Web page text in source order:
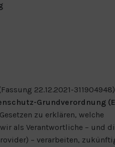
22.12.2021-
Grundverordnung
zu erklären, welche
als Verantwortliche – und
– verarbeiten,